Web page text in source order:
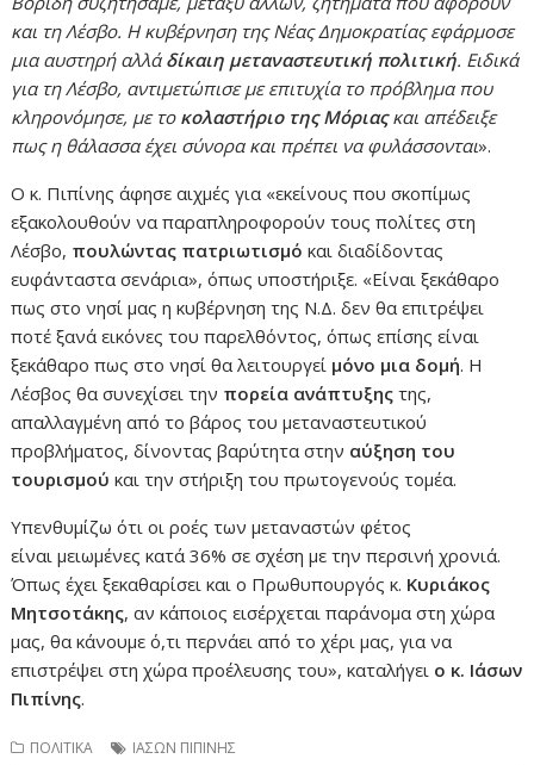
και τη Λέσβο. Η κυβέρνηση της Νέας Δημοκρατίας εφάρμοσε
μια αυστηρή αλλά δίκαιη μεταναστευτική πολιτική. Ειδικά
για τη Λέσβο, αντιμετώπισε με επιτυχία το πρόβλημα που
κληρονόμησε, με το κολαστήριο της Μόριαςκαι απέδειξε
πως η θάλασσα έχει σύνορα και πρέπει να φυλάσσονται».
Ο κ. Πιπίνης άφησε αιχμές για «εκείνους που σκοπίμως
εξακολουθούν να παραπληροφορούν τους πολίτες στη
Λέσβο, πουλώντας πατριωτισμό και διαδίδοντας
ευφάνταστα σενάρια», όπως υποστήριξε. «Είναι ξεκάθαρο
πως στο νησί μας η κυβέρνηση της Ν.Δ. δεν θα επιτρέψει
ποτέ ξανά εικόνες του παρελθόντος, όπως επίσης είναι
ξεκάθαρο πως στο νησί θα λειτουργεί μόνο μια δομή. Η
Λέσβος θα συνεχίσει την πορεία ανάπτυξης της,
απαλλαγμένη από το βάρος του μεταναστευτικού
προβλήματος, δίνοντας βαρύτητα στην αύξηση του
τουρισμού και την στήριξη του πρωτογενούς τομέα.
Υπενθυμίζω ότι οι ροές των μεταναστών φέτος
είναι μειωμένες κατά 36% σε σχέση με την περσινή χρονιά.
Όπως έχει ξεκαθαρίσει και ο Πρωθυπουργός κ. Κυριάκος
Μητσοτάκης, αν κάποιος εισέρχεται παράνομα στη χώρα
μας, θα κάνουμε ό,τι περνάει από το χέρι μας, για να
επιστρέψει στη χώρα προέλευσης του», καταλήγει ο κ. Ιάσων
Πιπίνης.
ΠΟΛΙΤΙΚΑ ΙΑΣΩΝ ΠΙΠΙΝΗΣ